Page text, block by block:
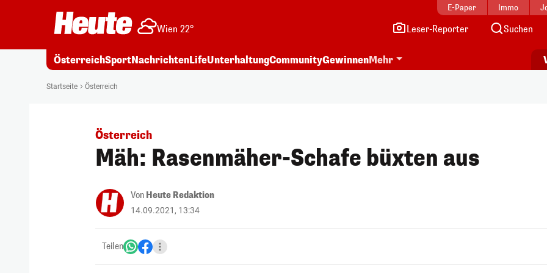
E-Paper Immo
Wien 22° Leser-Reporter Suchen
ÖsterreichSportNachrichtenLifeUnterhaltungCommunityGewinnenMehr
Startseite Österreich
Österreich
Mäh: Rasenmäher-Schafe büxten aus
Von Heute Redaktion
14.09.2021, 13:34
Teilen